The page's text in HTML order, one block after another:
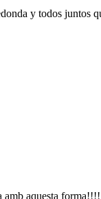
y todos juntos
amb aquesta